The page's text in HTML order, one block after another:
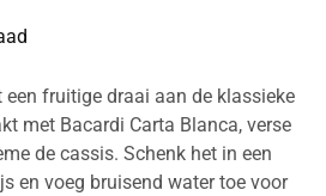
fruitige draai aan de klassieke
met Bacardi Carta Blanca, verse
de cassis. Schenk het in een
en voeg bruisend water toe voor